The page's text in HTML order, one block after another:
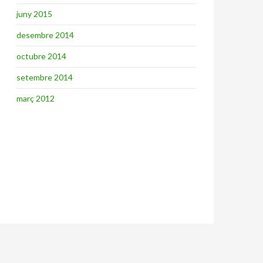
juny 2015
desembre 2014
octubre 2014
setembre 2014
març 2012